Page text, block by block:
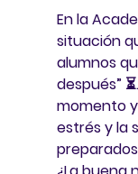
En la
situación
alumnos
después”
momento
estrés y la